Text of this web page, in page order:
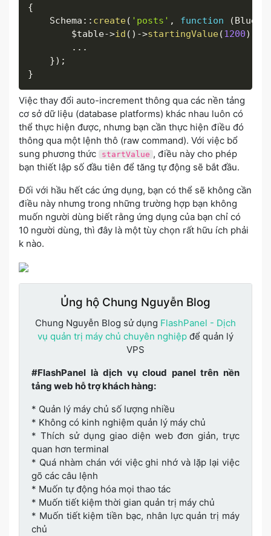
{
    Schema
: : create( 'posts' , function (
$table->id ( ) ->startingValue(1200)
. . .
}) ;
}
Việc thay đổi auto-increment thông qua các nền tảng
cơ sở dữ liệu (database platforms) khác nhau luôn có
thể thực hiện được, nhưng bạn cần thực hiện điều đó
thông qua một lệnh thô (raw command). Với việc bổ
sung phương thức
startValue , điều này cho phép
bạn thiết lập số đầu tiên để tăng tự động sẽ bắt đầu.
Đối với hầu hết các ứng dụng, bạn có thể sẽ không cần
điều này nhưng trong những trường hợp bạn không
muốn người dùng biết rằng ứng dụng của bạn chỉ có
10 người dùng, thì đây là một tùy chọn rất hữu ích phải
k nào.
Ủng hộ Chung Nguyễn Blog
Chung Nguyễn Blog sử dụng FlashPanel - Dịch
vụ quản trị máy chủ chuyên nghiệp để quản lý
VPS
#FlashPanel là dịch vụ cloud panel trên nền
tảng web hỗ trợ khách hàng:
* Quản lý máy chủ số lượng nhiều
* Không có kinh nghiệm quản lý máy chủ
* Thích sử dụng giao diện web đơn giản, trực
quan hơn terminal
* Quá nhàm chán với việc ghi nhớ và lặp lại việc
gõ các câu lệnh
* Muốn tự động hóa mọi thao tác
* Muốn tiết kiệm thời gian quản trị máy chủ
* Muốn tiết kiệm tiền bạc, nhân lực quản trị máy
chủ